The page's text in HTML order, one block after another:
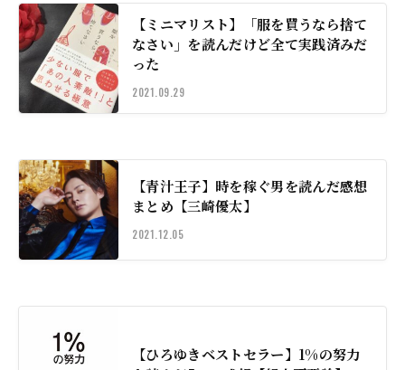
【ミニマリスト】「服を買うなら捨て
なさい」を読んだけど全て実践済みだ
った
2021.09.29
【青汁王子】時を稼ぐ男を読んだ感想
まとめ【三崎優太】
2021.12.05
【ひろゆきベストセラー】1%の努力